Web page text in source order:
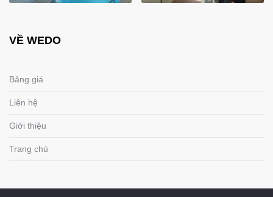
VỀ WEDO
Bảng giá
Liên hệ
Giới thiệu
Trang chủ